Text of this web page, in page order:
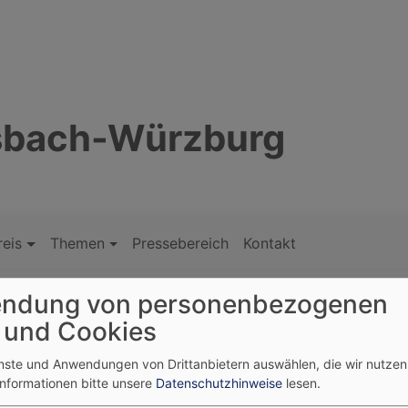
Würzburg
Themen Pressebereich Kontakt
2015 ist Pfarrer Christof Meißner für die drei
von personenbezogenen
Cookies
und Anwendungen von Drittanbietern auswählen, die wir
bitte unsere Datenschutzhinweise lesen.